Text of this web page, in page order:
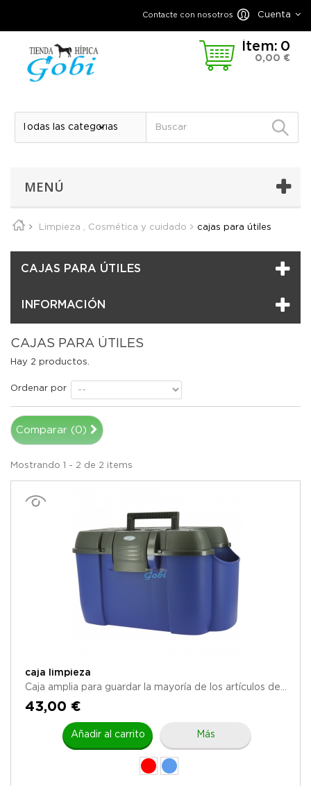
Cuenta
Contacte con nosotros
Ítem: 0
0,00 €
MENÚ
Limpieza , Cosmética y cuidado cajas para útiles
CAJAS PARA ÚTILES
INFORMACIÓN
CAJAS PARA ÚTILES
Hay 2 productos.
Ordenar por
Comparar (0 )
Mostrando 1 - 2 de 2 items
caja limpieza
Caja amplia para guardar la mayoría de los artículos de...
43,00 €
Añadir al carrito Más